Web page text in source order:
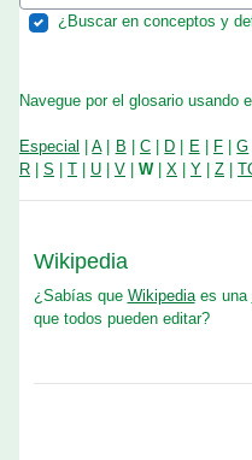
¿Buscar en conceptos y
Navegue por el glosario usando
Especial |A| B C| D E| F|G
R
S T U V W| X Y Z
Wikipedia
¿Sabías que Wikipediaes una
que todos pueden editar?